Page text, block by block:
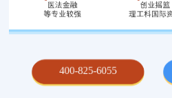
400-825-6055